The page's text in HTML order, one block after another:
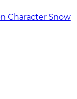
Character Snow